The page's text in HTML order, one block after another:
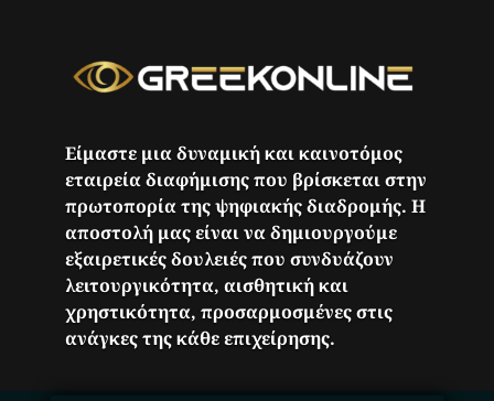
Είμαστε μια δυναμική και καινοτόμος
εταιρεία διαφήμισης που βρίσκεται στην
πρωτοπορία της ψηφιακής διαδρομής. Η
αποστολή μας είναι να δημιουργούμε
εξαιρετικές δουλειές που συνδυάζουν
λειτουργικότητα, αισθητική και
χρηστικότητα, προσαρμοσμένες στις
ανάγκες της κάθε επιχείρησης.